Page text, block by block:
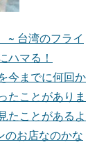
~ 台湾のフライ
ハマる！
今までに何回か
たことがありま
たことがあるよ
のお店なのかな